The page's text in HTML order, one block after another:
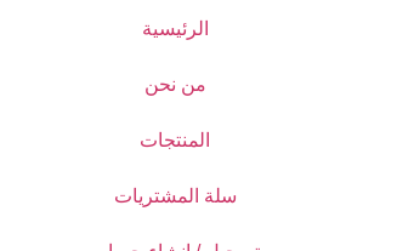
الرئيسية
من نحن
المنتجات
سلة المشتريات